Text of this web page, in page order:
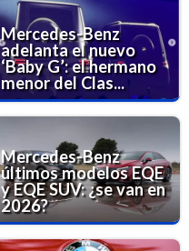
Mercedes-Benz
adelanta el nuevo
‘Baby G’: el hermano
menor del Clas...
Mercedes-Benz
últimos modelos EQE
y EQE SUV: ¿se van en
2026?